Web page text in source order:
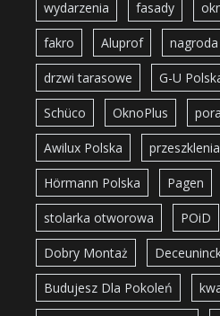
wydarzenia fasady
fakro Aluprof nagroda
drzwi tarasowe G-U
Schüco OknoPlus
Awilux Polska przeszklenia
Hörmann Polska Pagen
stolarka otworowa POiD
Dobry Montaż
Budujesz Dla Pokoleń